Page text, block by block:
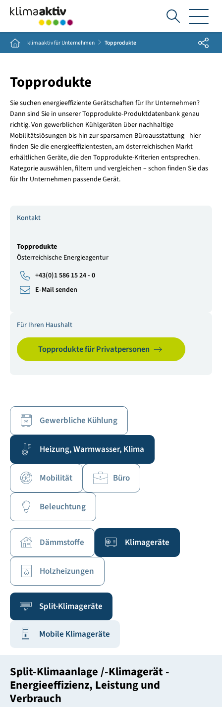
Ich
suche...
Home klimaaktiv für Unternehmen Topprodukte Share
Topprodukte
Sie suchen energieeffiziente Gerätschaften für Ihr Unternehmen?
Dann sind Sie in unserer Topprodukte-Produktdatenbank genau
richtig. Von gewerblichen Kühlgeräten über nachhaltige
Mobilitätslösungen bis hin zur sparsamen Büroausstattung - hier
finden Sie die energieeffizientesten, am österreichischen Markt
erhältlichen Geräte, die den Topprodukte-Kriterien entsprechen.
Kategorie auswählen, filtern und vergleichen – schon finden Sie das
für Ihr Unternehmen passende Gerät.
Kontakt
Topprodukte
Österreichische Energieagentur
+43(0)1 586 15 24 - 0
E-Mail senden
Für Ihren Haushalt
Topprodukte für Privatpersonen
Gewerbliche Kühlung
Heizung, Warmwasser, Klima
Mobilität Büro
Beleuchtung
Dämmstoffe Klimageräte
Holzheizungen
Split-Klimageräte
Mobile Klimageräte
Split-Klimaanlage /-Klimagerät -
Energieeffizienz, Leistung und
Verbrauch